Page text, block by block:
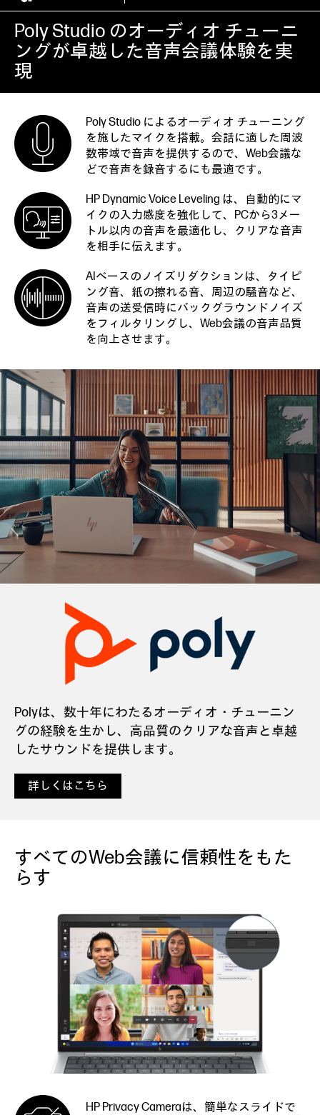
Poly Studio のオーディオ チューニ
ングが卓越した音声会議体験を実
現
Poly Studio によるオーディオ チューニング
を施したマイクを搭載。会話に適した周波
数帯域で音声を提供するので、Web会議な
どで音声を録音するにも最適です。
HP Dynamic Voice Leveling は、自動的にマ
イクの入力感度を強化して、PCから3メー
トル以内の音声を最適化し、クリアな音声
を相手に伝えます。
AIベースのノイズリダクションは、タイピ
ング音、紙の擦れる音、周辺の騒音など、
音声の送受信時にバックグラウンドノイズ
をフィルタリングし、Web会議の音声品質
を向上させます。
Polyは、数十年にわたるオーディオ・チューニン
グの経験を生かし、高品質のクリアな音声と卓越
したサウンドを提供します。
詳しくはこちら
すべてのWeb会議に信頼性をもた
らす
HP Privacy Cameraは、簡単なスライドで